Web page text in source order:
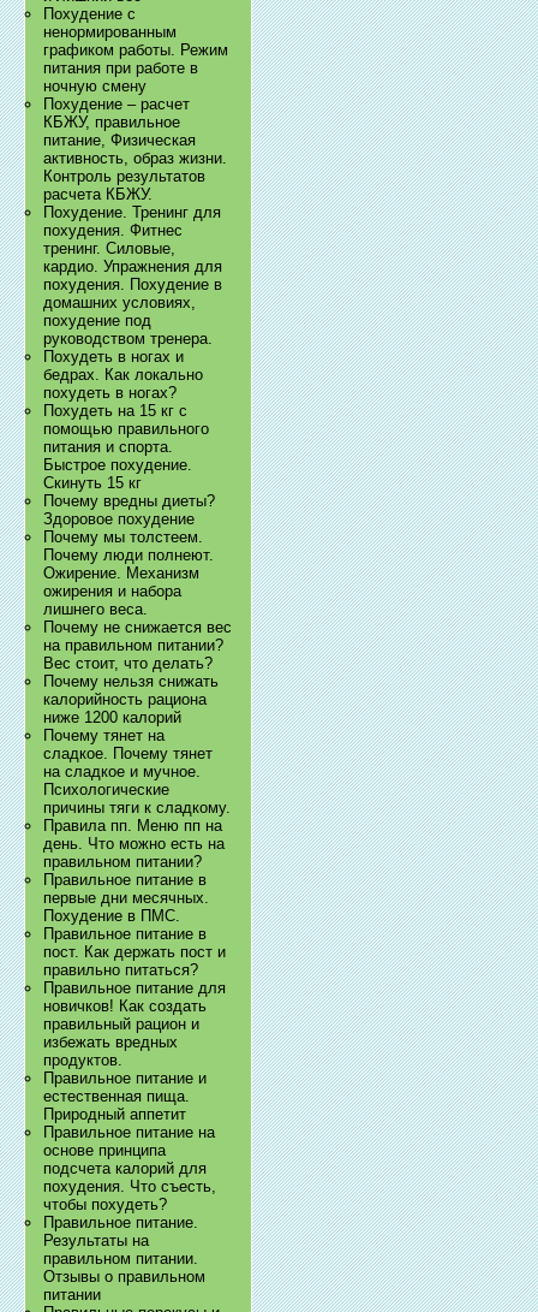
Похудение с
ненормированным
графиком работы. Режим
питания при работе в
ночную смену
Похудение – расчет
КБЖУ, правильное
питание, Физическая
активность, образ жизни.
Контроль результатов
расчета КБЖУ.
Похудение. Тренинг для
похудения. Фитнес
тренинг. Силовые,
кардио. Упражнения для
похудения. Похудение в
домашних условиях,
похудение под
руководством тренера.
Похудеть в ногах и
бедрах. Как локально
похудеть в ногах?
Похудеть на 15 кг с
помощью правильного
питания и спорта.
Быстрое похудение.
Скинуть 15 кг
Почему вредны диеты?
Здоровое похудение
Почему мы толстеем.
Почему люди полнеют.
Ожирение. Механизм
ожирения и набора
лишнего веса.
Почему не снижается вес
на правильном питании?
Вес стоит, что делать?
Почему нельзя снижать
калорийность рациона
ниже 1200 калорий
Почему тянет на
сладкое. Почему тянет
на сладкое и мучное.
Психологические
причины тяги к сладкому.
Правила пп. Меню пп на
день. Что можно есть на
правильном питании?
Правильное питание в
первые дни месячных.
Похудение в ПМС.
Правильное питание в
пост. Как держать пост и
правильно питаться?
Правильное питание для
новичков! Как создать
правильный рацион и
избежать вредных
продуктов.
Правильное питание и
естественная пища.
Природный аппетит
Правильное питание на
основе принципа
подсчета калорий для
похудения. Что съесть,
чтобы похудеть?
Правильное питание.
Результаты на
правильном питании.
Отзывы о правильном
питании